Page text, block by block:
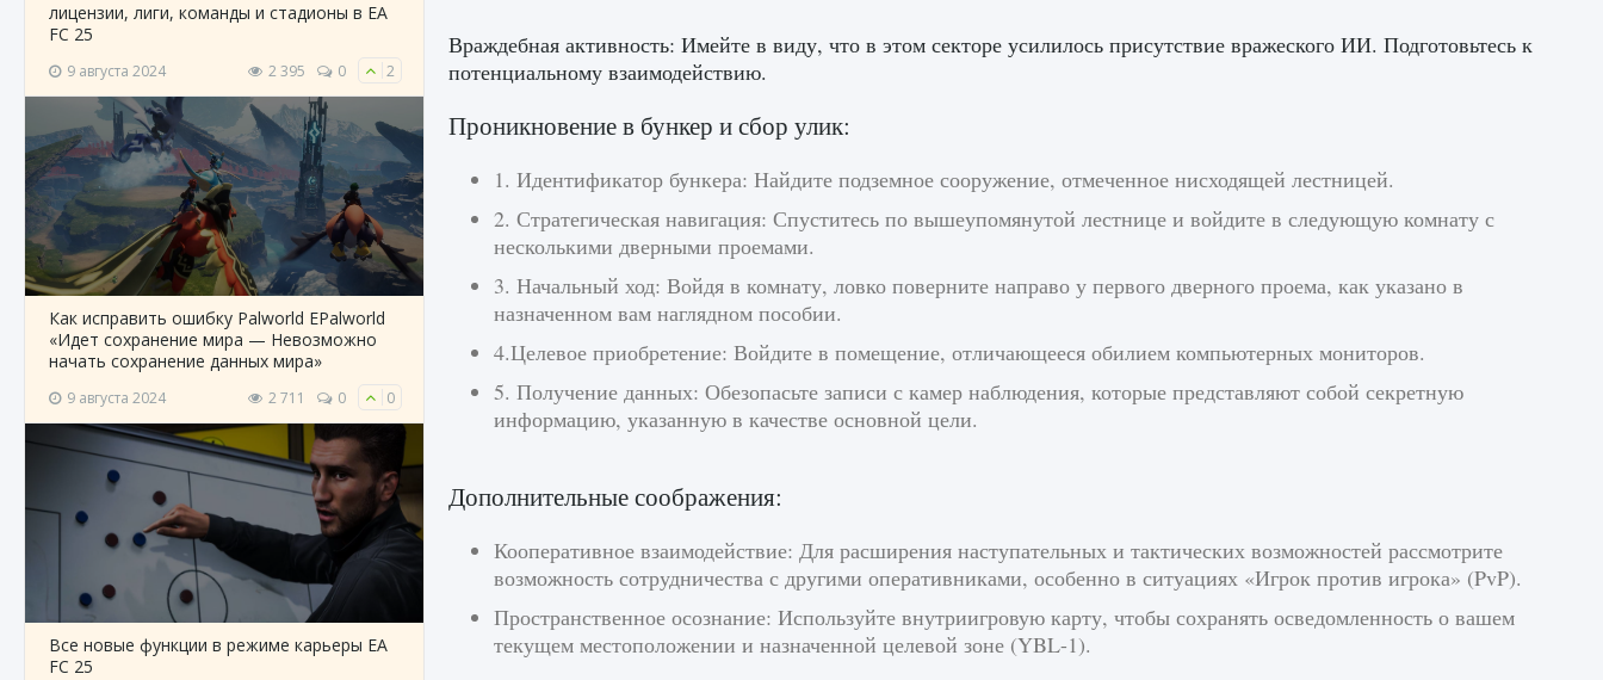
лицензии, лиги, команды и стадионы в EA
FC 25
9 августа 2024 2 395 0 2
Как исправить ошибку Palworld EPalworld
«Идет сохранение мира — Невозможно
начать сохранение данных мира»
9 августа 2024 2 711 0 0
Все новые функции в режиме карьеры EA
FC 25
Враждебная активность: Имейте в виду, что в этом секторе усилилось присутствие вражеского ИИ. Подготовьтесь к
потенциальному взаимодействию.
Проникновение в бункер и сбор улик:
1. Идентификатор бункера: Найдите подземное сооружение, отмеченное нисходящей лестницей.
2. Стратегическая навигация: Спуститесь по вышеупомянутой лестнице и войдите в следующую комнату с
несколькими дверными проемами.
3. Начальный ход: Войдя в комнату, ловко поверните направо у первого дверного проема, как указано в
назначенном вам наглядном пособии.
4.Целевое приобретение: Войдите в помещение, отличающееся обилием компьютерных мониторов.
5. Получение данных: Обезопасьте записи с камер наблюдения, которые представляют собой секретную
информацию, указанную в качестве основной цели.
Дополнительные соображения:
Кооперативное взаимодействие: Для расширения наступательных и тактических возможностей рассмотрите
возможность сотрудничества с другими оперативниками, особенно в ситуациях «Игрок против игрока» (PvP).
Пространственное осознание: Используйте внутриигровую карту, чтобы сохранять осведомленность о вашем
текущем местоположении и назначенной целевой зоне (YBL-1).